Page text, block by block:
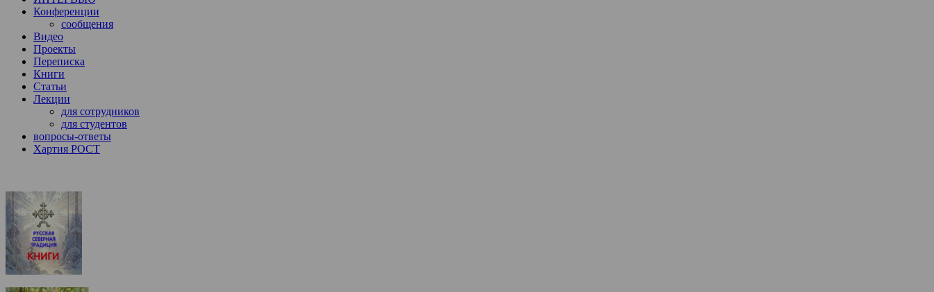
Конференции
сообщения
Видео
Проекты
Переписка
Книги
Статьи
Лекции
для сотрудников
для студентов
вопросы-ответы
Хартия РОСТ